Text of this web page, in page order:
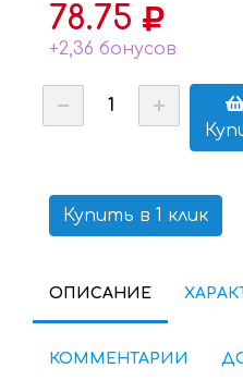
78.75
+2,36 бонусов
Купить в 1 клик
ОПИСАНИЕ
КОММЕНТАРИИ